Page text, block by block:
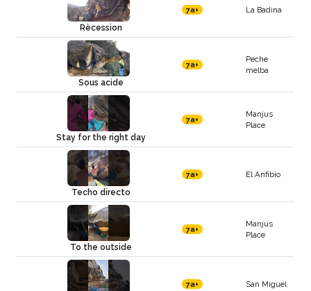
Rècession
7a+ La Badina
Sous acide
7a+
Peche
melba
Stay for the right day
7a+
Manjus
Place
Techo directo
7a+ El Anfibio
To the outside
7a+
Manjus
Place
7a+ San Miguel